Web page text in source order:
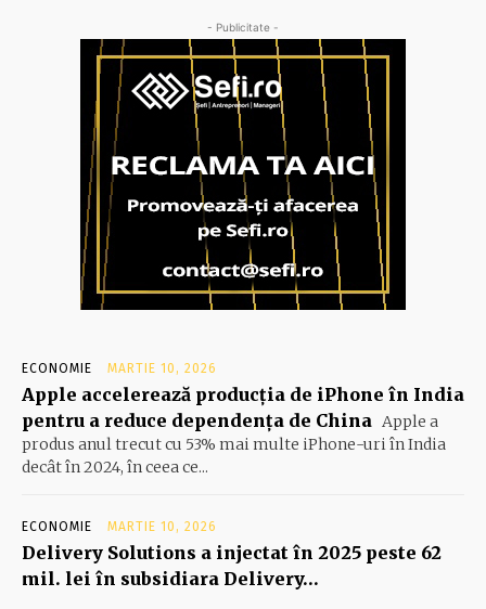
- Publicitate -
ECONOMIE MARTIE 10, 2026
Apple accelerează producția de iPhone în India
pentru a reduce dependența de China Apple a
produs anul trecut cu 53% mai multe iPhone-uri în India
decât în 2024, în ceea ce...
ECONOMIE MARTIE 10, 2026
Delivery Solutions a injectat în 2025 peste 62
mil. lei în subsidiara Delivery…